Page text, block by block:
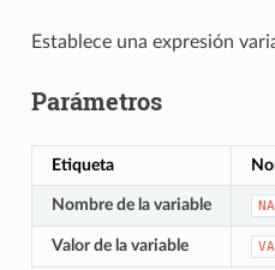
Establece una expresión
Parámetros
Etiqueta
Nombre de la variable
Valor de la variable